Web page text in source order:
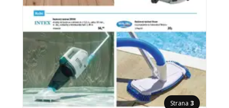
Strana 3